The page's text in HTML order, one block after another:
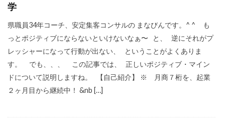
学
県職員34年コーチ、安定集客コンサルの まなびんです。^ ^ も
っとポジティブにならないといけないなぁ〜 と、 逆にそれがプ
レッシャーになって行動が出ない、 ということがよくありま
す。 でも、、、 この記事では、 正しいポジティブ・マイン
ドについて説明しますね。 【自己紹介】 ※ 月商７桁を、起業
２ヶ月目から継続中！ &nb […]